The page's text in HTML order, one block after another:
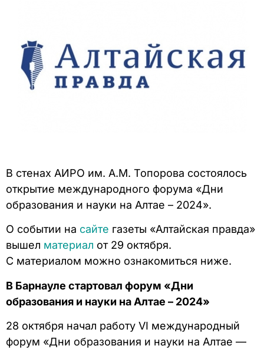
В стенах АИРО им. А.М. Топорова состоялось
открытие международного форума «Дни
образования и науки на Алтае – 2024».
О событии на сайте газеты «Алтайская правда»
вышел материал от 29 октября.
С материалом можно ознакомиться ниже.
В Барнауле стартовал форум «Дни
образования и науки на Алтае – 2024»
28 октября начал работу VI международный
форум «Дни образования и науки на Алтае —